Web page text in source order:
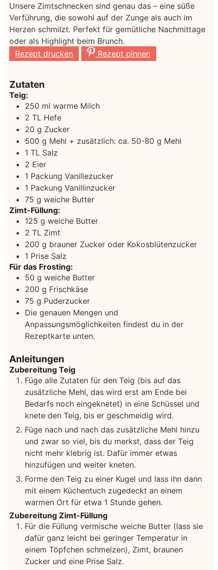
Unsere Zimtschnecken sind genau das – eine süße
Verführung, die sowohl auf der Zunge als auch im
Herzen schmilzt. Perfekt für gemütliche Nachmittage
oder als Highlight beim Brunch.
Rezept drucken
Rezept pinnen
Zutaten
Teig:
250 ml warme Milch
2 TL Hefe
20 g Zucker
500 g Mehl + zusätzlich: ca. 50-80 g Mehl
1 TL Salz
2 Eier
1 Packung Vanillezucker
1 Packung Vanillinzucker
75 g weiche Butter
Zimt-Füllung:
125 g weiche Butter
2 TL Zimt
200 g brauner Zucker oder Kokosblütenzucker
1 Prise Salz
Für das Frosting:
50 g weiche Butter
200 g Frischkäse
75 g Puderzucker
Die genauen Mengen und
Anpassungsmöglichkeiten findest du in der
Rezeptkarte unten.
Anleitungen
Zubereitung Teig
Füge alle Zutaten für den Teig (bis auf das
zusätzliche Mehl, das wird erst am Ende bei
Bedarfs noch eingeknetet) in eine Schüssel und
knete den Teig, bis er geschmeidig wird.
Füge nach und nach das zusätzliche Mehl hinzu
und zwar so viel, bis du merkst, dass der Teig
nicht mehr klebrig ist. Dafür immer etwas
hinzufügen und weiter kneten.
Forme den Teig zu einer Kugel und lass ihn dann
mit einem Küchentuch zugedeckt an einem
warmen Ort für etwa 1 Stunde gehen.
Zubereitung Zimt-Füllung
Für die Füllung vermische weiche Butter (lass sie
dafür ganz leicht bei geringer Temperatur in
einem Töpfchen schmelzen), Zimt, braunen
Zucker und eine Prise Salz.